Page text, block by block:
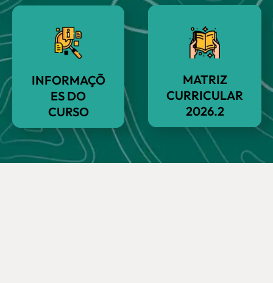
INFORMAÇÕ
ES DO
CURSO
MATRIZ
CURRICULAR
2026.2